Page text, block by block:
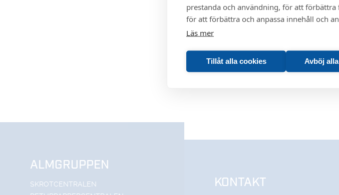
prestanda och användning, för att
för att förbättra och anpassa innehåll och
Läs mer
Tillåt alla cookies Avböj
ALMGRUPPEN
SKROTCENTRALEN
KONTAKT